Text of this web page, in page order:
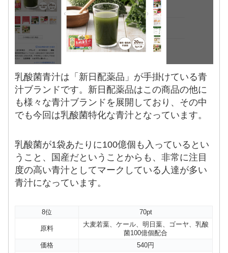
乳酸菌青汁は「新日配薬品」が手掛けている青
汁ブランドです。新日配薬品はこの商品の他に
も様々な青汁ブランドを展開しており、その中
でも今回は乳酸菌特化な青汁となっています。
乳酸菌が1袋あたりに100億個も入っているとい
うこと、国産だということからも、非常に注目
度の高い青汁としてマークしている人達が多い
青汁になっています。
8位 70pt
原料
大麦若葉、ケール、明日葉、ゴーヤ、乳酸
菌100億個配合
価格
540円